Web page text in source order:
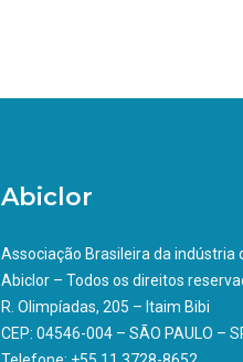
Abiclor
Associação Brasileira da indústria
Abiclor – Todos os direitos
R. Olimpíadas, 205 – Itaim Bibi
CEP: 04546-004 – SÃO PAULO –